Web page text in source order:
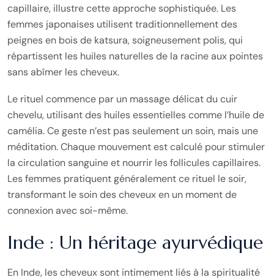
capillaire, illustre cette approche sophistiquée. Les
femmes japonaises utilisent traditionnellement des
peignes en bois de katsura, soigneusement polis, qui
répartissent les huiles naturelles de la racine aux pointes
sans abîmer les cheveux.
Le rituel commence par un massage délicat du cuir
chevelu, utilisant des huiles essentielles comme l’huile de
camélia. Ce geste n’est pas seulement un soin, mais une
méditation. Chaque mouvement est calculé pour stimuler
la circulation sanguine et nourrir les follicules capillaires.
Les femmes pratiquent généralement ce rituel le soir,
transformant le soin des cheveux en un moment de
connexion avec soi-même.
Inde : Un héritage ayurvédique
En Inde, les cheveux sont intimement liés à la spiritualité